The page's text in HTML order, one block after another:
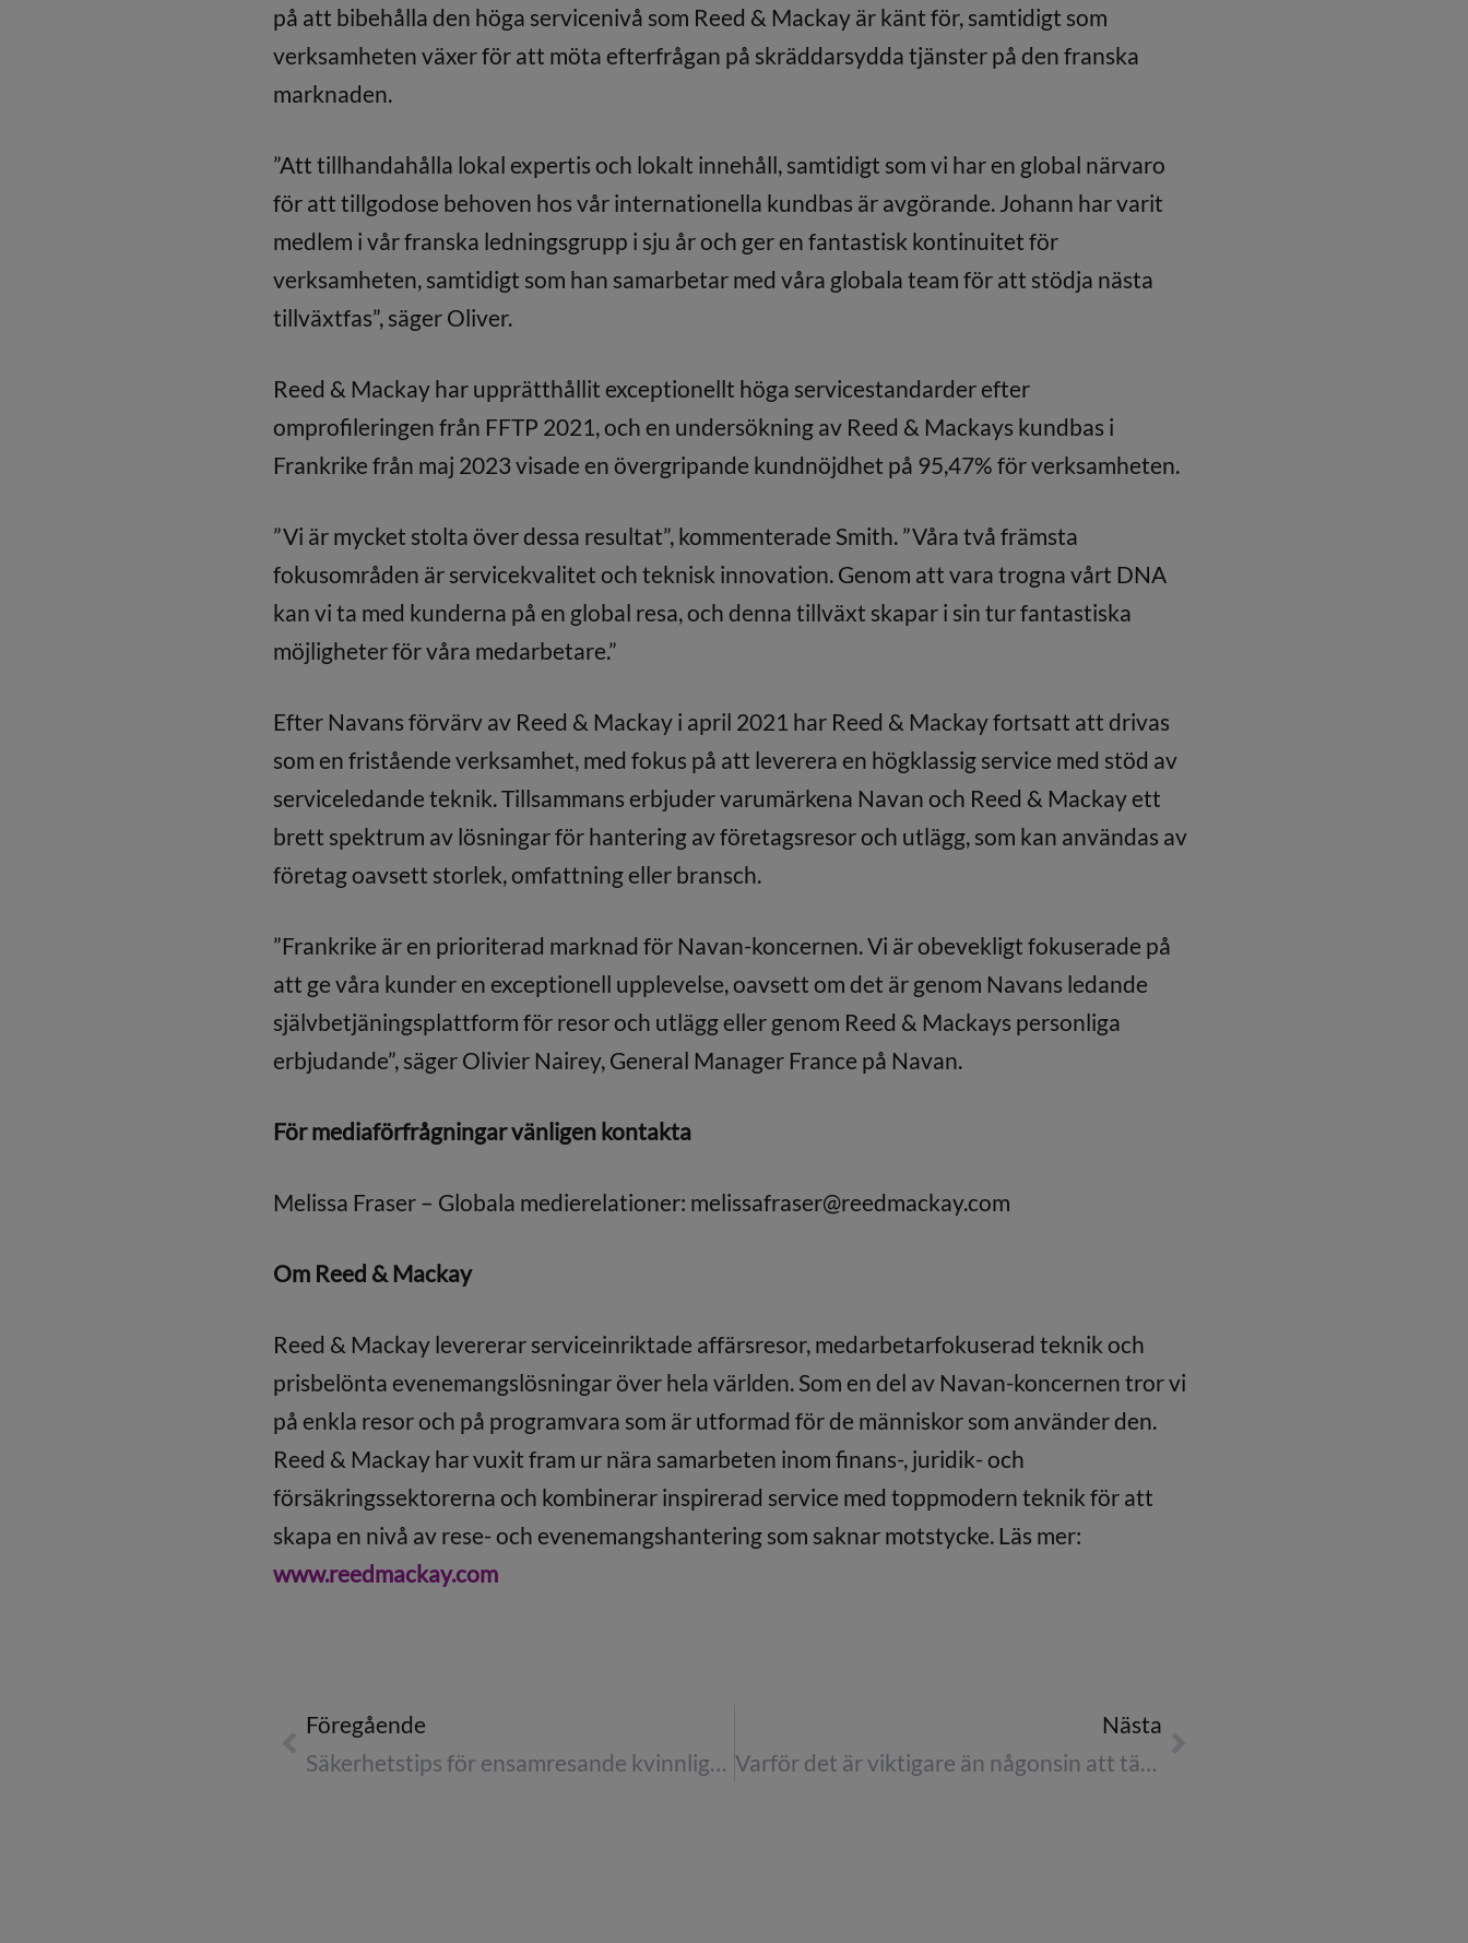
på att bibehålla den höga servicenivå som Reed & Mackay är känt för, samtidigt som
verksamheten växer för att möta efterfrågan på skräddarsydda tjänster på den franska
marknaden.
”Att tillhandahålla lokal expertis och lokalt innehåll, samtidigt som vi har en global närvaro
för att tillgodose behoven hos vår internationella kundbas är avgörande. Johann har varit
medlem i vår franska ledningsgrupp i sju år och ger en fantastisk kontinuitet för
verksamheten, samtidigt som han samarbetar med våra globala team för att stödja nästa
tillväxtfas”, säger Oliver.
Reed & Mackay har upprätthållit exceptionellt höga servicestandarder efter
omprofileringen från FFTP 2021, och en undersökning av Reed & Mackays kundbas i
Frankrike från maj 2023 visade en övergripande kundnöjdhet på 95,47% för verksamheten.
”Vi är mycket stolta över dessa resultat”, kommenterade Smith. ”Våra två främsta
fokusområden är servicekvalitet och teknisk innovation. Genom att vara trogna vårt DNA
kan vi ta med kunderna på en global resa, och denna tillväxt skapar i sin tur fantastiska
möjligheter för våra medarbetare.”
Efter Navans förvärv av Reed & Mackay i april 2021 har Reed & Mackay fortsatt att drivas
som en fristående verksamhet, med fokus på att leverera en högklassig service med stöd av
serviceledande teknik. Tillsammans erbjuder varumärkena Navan och Reed & Mackay ett
brett spektrum av lösningar för hantering av företagsresor och utlägg, som kan användas av
företag oavsett storlek, omfattning eller bransch.
”Frankrike är en prioriterad marknad för Navan-koncernen. Vi är obevekligt fokuserade på
att ge våra kunder en exceptionell upplevelse, oavsett om det är genom Navans ledande
självbetjäningsplattform för resor och utlägg eller genom Reed & Mackays personliga
erbjudande”, säger Olivier Nairey, General Manager France på Navan.
För mediaförfrågningar vänligen kontakta
Melissa Fraser – Globala medierelationer: melissafraser@reedmackay.com
Om Reed & Mackay
Reed & Mackay levererar serviceinriktade affärsresor, medarbetarfokuserad teknik och
prisbelönta evenemangslösningar över hela världen. Som en del av Navan-koncernen tror vi
på enkla resor och på programvara som är utformad för de människor som använder den.
Reed & Mackay har vuxit fram ur nära samarbeten inom finans-, juridik- och
försäkringssektorerna och kombinerar inspirerad service med toppmodern teknik för att
skapa en nivå av rese- och evenemangshantering som saknar motstycke. Läs mer:
www.reedmackay.com
Föregående
Säkerhetstips för ensamresande kvinnliga affärsresenärer
Nästa
Varför det är viktigare än någonsin att tänka på hållbart resande: Fallstudie